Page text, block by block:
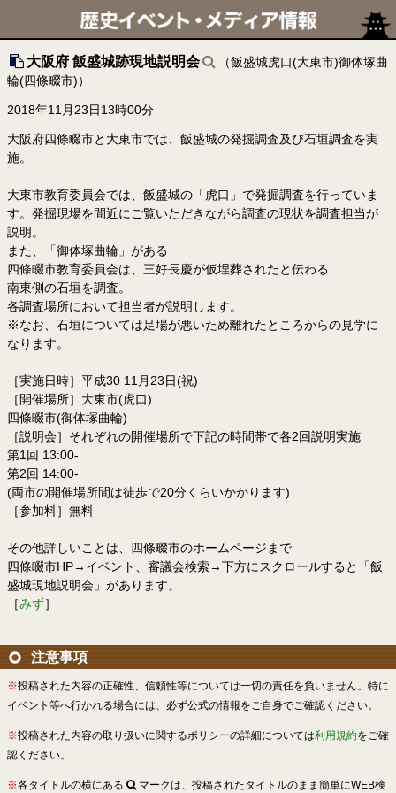
大阪府 飯盛城跡現地説明会
（飯盛城虎口(大東市)御体塚曲
輪(四條畷市)）
2018年11月23日13時00分
大阪府四條畷市と大東市では、飯盛城の発掘調査及び石垣調査を実
施。
大東市教育委員会では、飯盛城の「虎口」で発掘調査を行っていま
す。発掘現場を間近にご覧いただきながら調査の現状を調査担当が
説明。
また、「御体塚曲輪」がある
四條畷市教育委員会は、三好長慶が仮埋葬されたと伝わる
南東側の石垣を調査。
各調査場所において担当者が説明します。
※なお、石垣については足場が悪いため離れたところからの見学に
なります。
［実施日時］平成30 11月23日(祝)
［開催場所］大東市(虎口)
四條畷市(御体塚曲輪)
［説明会］それぞれの開催場所で下記の時間帯で各2回説明実施
第1回 13:00-
第2回 14:00-
(両市の開催場所間は徒歩で20分くらいかかります)
［参加料］無料
その他詳しいことは、四條畷市のホームページまで
四條畷市HP→イベント、審議会検索→下方にスクロールすると「飯
盛城現地説明会」があります。
［みず］
注意事項
※投稿された内容の正確性、信頼性等については一切の責任を負いません。特に
イベント等へ行かれる場合には、必ず公式の情報をご自身でご確認ください。
※投稿された内容の取り扱いに関するポリシーの詳細については利用規約をご確
認ください。
※各タイトルの横にある マークは、投稿されたタイトルのまま簡単にWEB検